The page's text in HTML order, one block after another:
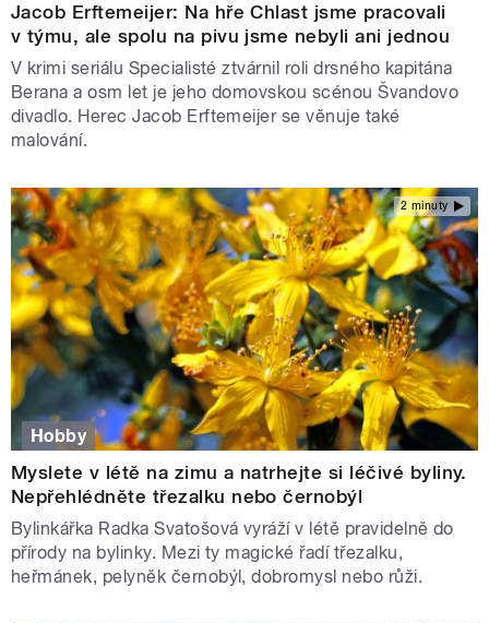
Jacob Erftemeijer: Na hře Chlast jsme pracovali
v týmu, ale spolu na pivu jsme nebyli ani jednou
V krimi seriálu Specialisté ztvárnil roli drsného kapitána
Berana a osm let je jeho domovskou scénou Švandovo
divadlo. Herec Jacob Erftemeijer se věnuje také
malování.
2 minuty
Hobby
Myslete v létě na zimu a natrhejte si léčivé byliny.
Nepřehlédněte třezalku nebo černobýl
Bylinkářka Radka Svatošová vyráží v létě pravidelně do
přírody na bylinky. Mezi ty magické řadí třezalku,
heřmánek, pelyněk černobýl, dobromysl nebo růži.